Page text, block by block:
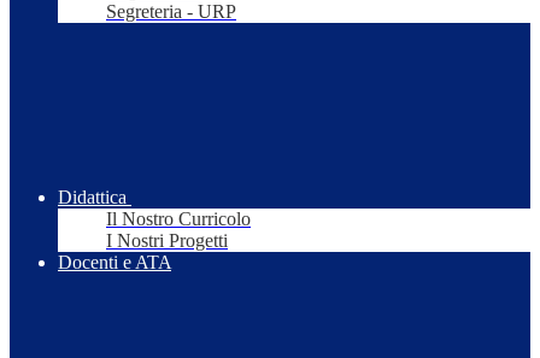
Segreteria - URP
Didattica
Il Nostro Curricolo
I Nostri Progetti
Docenti e ATA